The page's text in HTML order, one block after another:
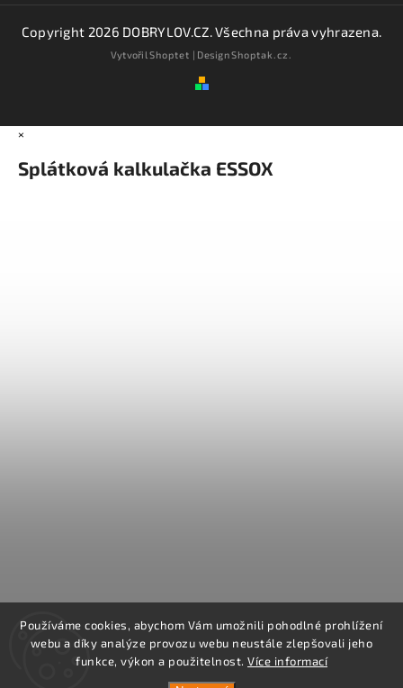
Používáme cookies, abychom Vám umožnili pohodlné prohlížení
webu a díky analýze provozu webu neustále zlepšovali jeho
funkce, výkon a použitelnost. Více informací
Copyright 2026 DOBRYLOV.CZ. Všechna práva vyhrazena.
VytvořilShoptet | DesignShoptak.cz.
×
Splátková kalkulačka ESSOX